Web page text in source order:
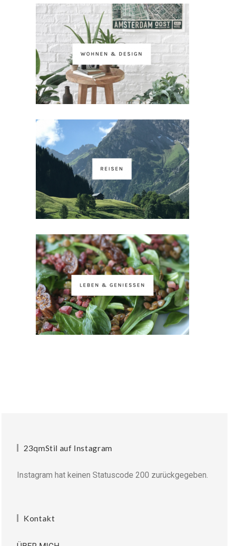
23qmStil auf Instagram
Instagram hat keinen Statuscode 200 zurückgegeben.
Kontakt